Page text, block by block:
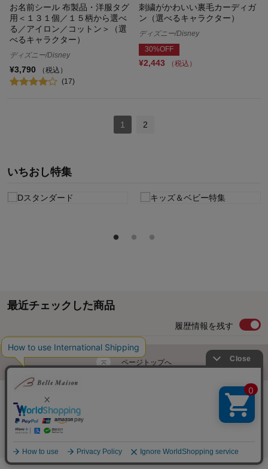
お名前シール 布製品・洋服タグ
用＜１３１個／１５柄から選べ
る／アイロン／コットン＞（選
べるキャラクター）
ディズニー/Disney
¥3,790
（税込）
(17)
刺繍がかわいい裏毛カーディガ
ン（選べるキャラクター）
ディズニー/Disney
30%OFF
¥2,443 （税込）
1 2
いちおし特集
最近チェックした商品
履歴情報を残す
ページトップへ
ご利用ガイド・お知らせ
サイトマップ